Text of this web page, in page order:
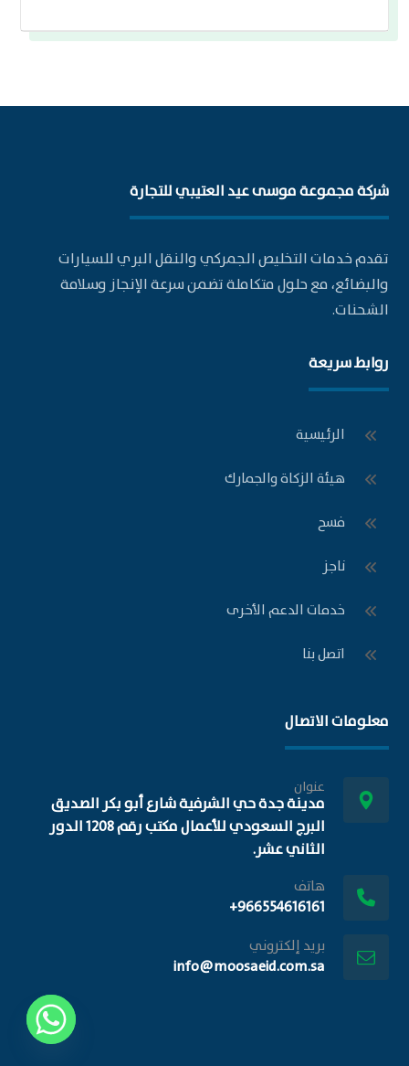
شركة مجموعة موسى عيد العتيبي للتجارة
تقدم خدمات التخليص الجمركي والنقل البري للسيارات
والبضائع، مع حلول متكاملة تضمن سرعة الإنجاز وسلامة
الشحنات.
روابط سريعة
الرئيسية
هيئة الزكاة والجمارك
فسح
ناجز
خدمات الدعم الأخرى
اتصل بنا
معلومات الاتصال
عنوان
مدينة جدة حي الشرفية شارع أبو بكر الصديق
البرج السعودي للأعمال مكتب رقم 1208 الدور
الثاني عشر.
هاتف
966554616161+
بريد إلكتروني
info@moosaeid.com.sa